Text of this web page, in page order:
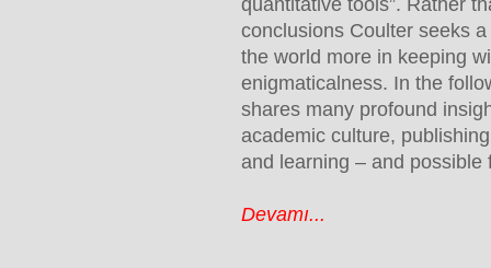
quantitative tools”. Rather
conclusions Coulter seeks
the world more in keeping
enigmaticalness. In the
shares many profound
academic culture,
and learning – and possible
Devamı...